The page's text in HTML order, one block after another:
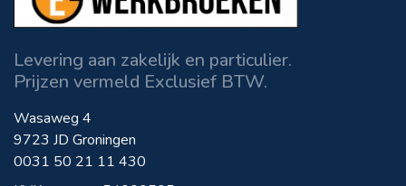
Levering aan zakelijk en particulier.
Prijzen vermeld Exclusief BTW.
Wasaweg 4
9723 JD Groningen
0031 50 21 11 430